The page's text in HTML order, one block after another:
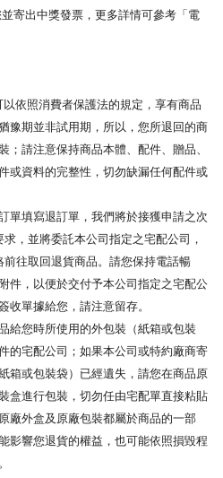
寄出中獎發票，更多詳情可參考「電
依照消費者保護法的規定，享有商品
豫期並非試用期，所以，您所退回的商
；請注意保持商品本體、配件、贈品、
或資料的完整性，切勿缺漏任何配件或
單填寫退訂單，我們將於接獲申請之次
，並將委託本公司指定之宅配公司，
往取回退貨商品。請您保持電話暢
件，以便於交付予本公司指定之宅配公
收單據給您，請注意留存。
給您時所使用的外包裝（紙箱或包裝
的宅配公司；如果本公司或特約廠商寄
箱或包裝袋）已經遺失，請您在商品原
盒進行包裝，切勿任由宅配單直接粘貼
廠外盒及原廠包裝都屬於商品的一部
影響您退貨的權益，也可能依照損毀程